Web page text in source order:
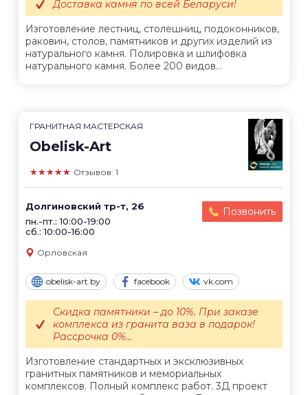
Изготовление лестниц, столешниц, подоконников,
раковин, столов, памятников и других изделий из
натурального камня. Полировка и шлифовка
натурального камня. Более 200 видов...
Доставка камня по всей Беларуси!
ГРАНИТНАЯ МАСТЕРСКАЯ
Obelisk-Art
★★★★★ Отзывов: 1
Долгиновский тр-т, 26
пн.-пт.: 10:00-19:00
сб.: 10:00-16:00
Позвонить
Орловская
obelisk-art.by facebook vk.com
Изготовление стандартных и эксклюзивных
гранитных памятников и мемориальных
комплексов. Полный комплекс работ. 3Д проект
Скидка памятники – до 10%. При заказе
комплекса из гранита ваза в подарок!
Рассрочка 0%...